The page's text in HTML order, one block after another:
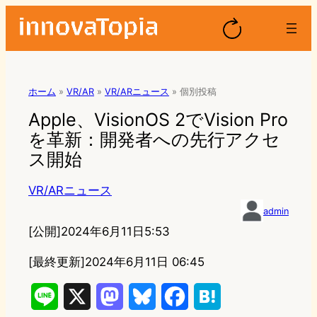
ホーム » VR/AR » VR/ARニュース » 個別投稿
Apple、VisionOS 2でVision Pro
を革新：開発者への先行アクセ
ス開始
VR/ARニュース
admin
[公開]2024年6月11日5:53
[最終更新]2024年6月11日 06:45